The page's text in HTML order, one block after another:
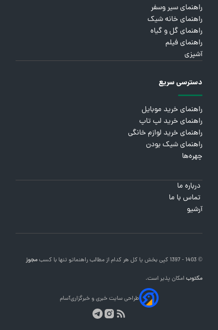
راهنمای سیر وسفر
راهنمای خانه شیک
راهنمای گل و گیاه
راهنمای فیلم
آشپزی
دسترسی سریع
راهنمای خرید موبایل
راهنمای خرید لپ تاپ
راهنمای خرید لوازم خانگی
راهنمای شیک بودن
چهره‌ها
درباره ما
تماس با ما
آرشیو
© 1403 - 1397 کپی بخش یا کل هر کدام از مطالب راهنماتو تنها با کسبمجوز
مکتوبامکان پذیر است.
طراحی سایت خبری و خبرگزاریآسام